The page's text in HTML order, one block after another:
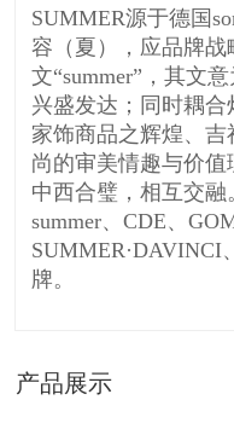
SUMMER源于德国
容（夏），应品牌
文“summer”，其文
兴盛发达；同时耦合
家饰商品之辉煌、
尚的审美情趣与价值
中西合璧，相互交
summer、CDE、
SUMMER·DAVINCI
牌。
产品展示